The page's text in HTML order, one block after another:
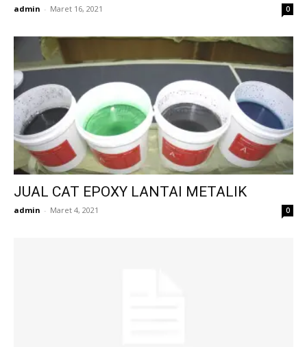
admin - Maret 16, 2021 0
JUAL CAT EPOXY LANTAI METALIK
admin - Maret 4, 2021 0